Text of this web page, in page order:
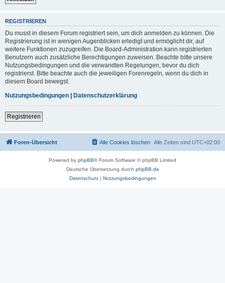
REGISTRIEREN
Du musst in diesem Forum registriert sein, um dich anmelden zu können. Die
Registrierung ist in wenigen Augenblicken erledigt und ermöglicht dir, auf
weitere Funktionen zuzugreifen. Die Board-Administration kann registrierten
Benutzern auch zusätzliche Berechtigungen zuweisen. Beachte bitte unsere
Nutzungsbedingungen und die verwandten Regelungen, bevor du dich
registrierst. Bitte beachte auch die jeweiligen Forenregeln, wenn du dich in
diesem Board bewegst.
Nutzungsbedingungen | Datenschutzerklärung
Registrieren
Foren-Übersicht Alle Zeiten sind UTC+02:00
Alle Cookies löschen
Powered by phpBB® Forum Software © phpBB Limited
Deutsche Übersetzung durch phpBB.de
Datenschutz| Nutzungsbedingungen